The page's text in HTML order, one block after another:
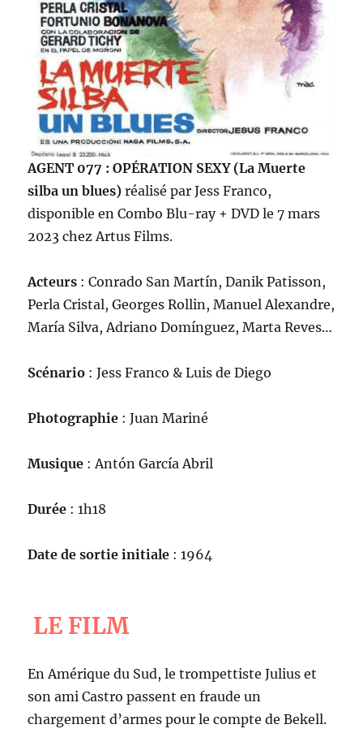
AGENT 077 : OPÉRATION SEXY (La Muerte
silba un blues) réalisé par Jess Franco,
disponible en Combo Blu-ray + DVD le 7 mars
2023 chez Artus Films.
Acteurs : Conrado San Martín, Danik Patisson,
Perla Cristal, Georges Rollin, Manuel Alexandre,
María Silva, Adriano Domínguez, Marta Reves…
Scénario : Jess Franco & Luis de Diego
Photographie : Juan Mariné
Musique : Antón García Abril
Durée : 1h18
Date de sortie initiale : 1964
LE FILM
En Amérique du Sud, le trompettiste Julius et
son ami Castro passent en fraude un
chargement d’armes pour le compte de Bekell.